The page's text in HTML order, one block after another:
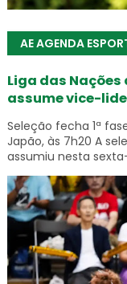
AE AGENDA
Liga das Nações
assume vice-
Seleção fecha 1ª
Japão, às 7h20 A
assumiu nesta